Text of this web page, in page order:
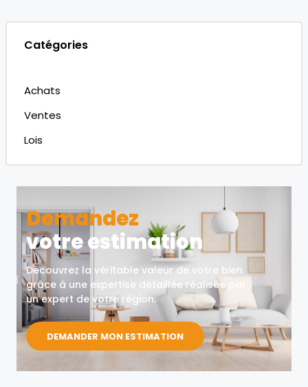
Catégories
Achats
Ventes
Lois
Demandez
votre estimation
Découvrez la véritable valeur de votre bien
grâce à une expertise détaillée réalisée par
un expert de votre région.
DEMANDER MON ESTIMATION